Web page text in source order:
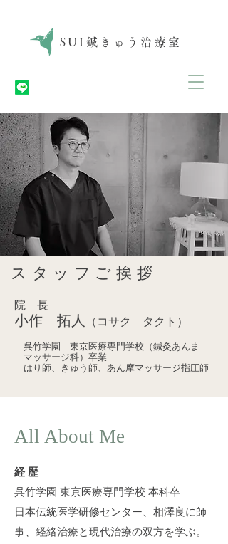
SUI 鍼きゅう治療室
スタッフご挨拶
院 長
小作 拓人 （コサク タクト）
呉竹学園 東京医療専門学校（鍼灸あんま
マッサージ科）卒業
はり師、きゅう師、あん摩マッサージ指圧師
All About Me
経 歴
呉竹学園 東京医療専門学校 本科卒
日本伝統医学研修センター、相澤良に師
事、経絡治療と現代治療の双方を学ぶ。